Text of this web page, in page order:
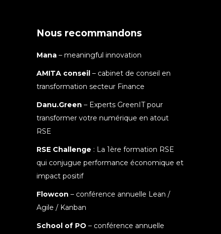
Nous recommandons
Mana – meaningful innovation
AMITA conseil – cabinet de conseil en
transformation secteur Finance
Danu.Green – Experts GreenIT pour
transformer votre numérique en atout
RSE
RSE Challenge : La 1ère formation RSE
qui conjugue performance économique et
impact positif
Flowcon – conférence annuelle Lean /
Agile / Kanban
School of PO – conférence annuelle